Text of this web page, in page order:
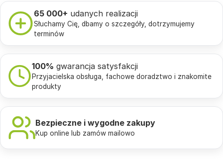
65 000+ udanych realizacji
Słuchamy Cię, dbamy o szczegóły, dotrzymujemy
terminów
100% gwarancja satysfakcji
Przyjacielska obsługa, fachowe doradztwo i znakomite
produkty
Bezpieczne i wygodne zakupy
Kup online lub zamów mailowo